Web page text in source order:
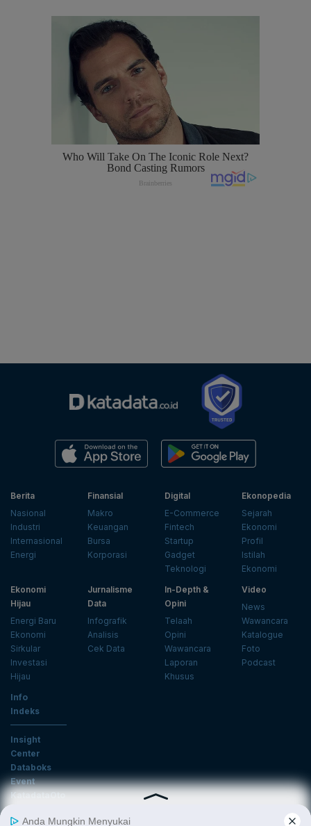
Berita
Nasional
Industri
Internasional
Energi
Finansial
Makro
Keuangan
Bursa
Korporasi
Digital
E-Commerce
Fintech
Startup
Gadget
Teknologi
Ekonopedia
Sejarah
Ekonomi
Profil
Istilah
Ekonomi
Ekonomi
Hijau
Energi Baru
Ekonomi
Sirkular
Investasi
Hijau
Jurnalisme
Data
Infografik
Analisis
Cek Data
In-Depth &
Opini
Telaah
Opini
Wawancara
Laporan
Khusus
Video
News
Wawancara
Katalogue
Foto
Podcast
Info
Indeks
Insight
Center
Databoks
Event
KatadataOto